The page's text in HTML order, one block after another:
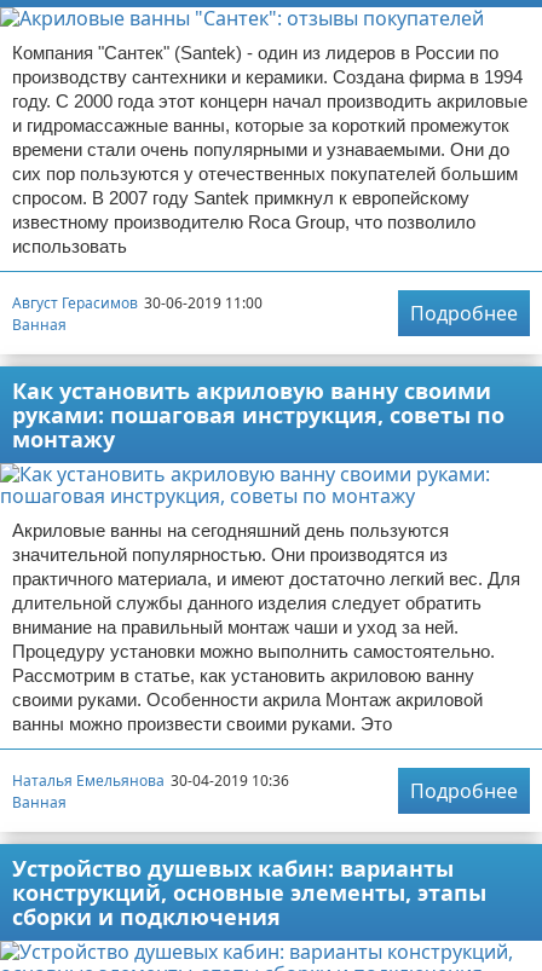
Компания "Сантек" (Santek) - один из лидеров в России по
производству сантехники и керамики. Создана фирма в 1994
году. С 2000 года этот концерн начал производить акриловые
и гидромассажные ванны, которые за короткий промежуток
времени стали очень популярными и узнаваемыми. Они до
сих пор пользуются у отечественных покупателей большим
спросом. В 2007 году Santek примкнул к европейскому
известному производителю Roca Group, что позволило
использовать
Август Герасимов 30-06-2019 11:00
Ванная
Подробнее
Как установить акриловую ванну своими
руками: пошаговая инструкция, советы по
монтажу
Акриловые ванны на сегодняшний день пользуются
значительной популярностью. Они производятся из
практичного материала, и имеют достаточно легкий вес. Для
длительной службы данного изделия следует обратить
внимание на правильный монтаж чаши и уход за ней.
Процедуру установки можно выполнить самостоятельно.
Рассмотрим в статье, как установить акриловою ванну
своими руками. Особенности акрила Монтаж акриловой
ванны можно произвести своими руками. Это
Наталья Емельянова 30-04-2019 10:36
Ванная
Подробнее
Устройство душевых кабин: варианты
конструкций, основные элементы, этапы
сборки и подключения